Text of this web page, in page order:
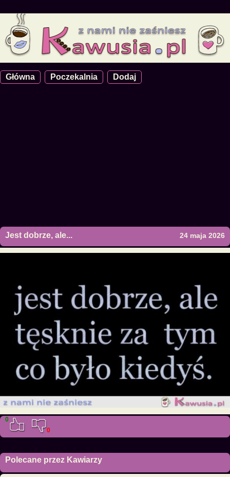
Główna Poczekalnia Dodaj
Jest dobrze, ale... 24 maja 2026
0
0
Polecane przez Kawiarzy